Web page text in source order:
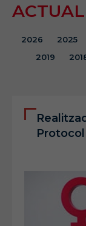
2026 2025
2019